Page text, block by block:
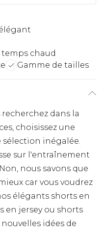
chaud
Gamme de tailles
dans la
choisissez une
inégalée.
sur l'entraînement
nous savons que
car vous voudrez
élégants shorts en
en jersey ou shorts
idées de